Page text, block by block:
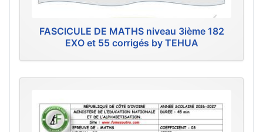
FASCICULE DE MATHS niveau 3ième 182
EXO et 55 corrigés by TEHUA